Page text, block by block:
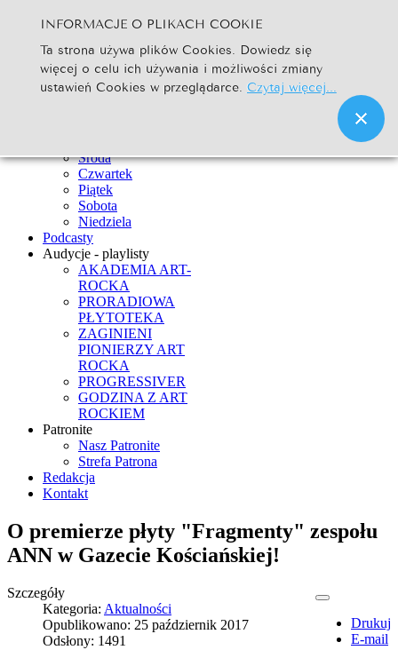
Szukaj... Go
Strona Główna
Newsy
Środa
Czwartek
Piątek
Sobota
Niedziela
Podcasty
Audycje - playlisty
AKADEMIA ART-
ROCKA
PRORADIOWA
PŁYTOTEKA
ZAGINIENI
PIONIERZY ART
ROCKA
PROGRESSIVER
GODZINA Z ART
ROCKIEM
Patronite
Nasz Patronite
Strefa Patrona
Redakcja
Kontakt
O premierze płyty "Fragmenty" zespołu
ANN w Gazecie Kościańskiej!
Drukuj
E-mail
Szczegóły
Kategoria: Aktualności
Opublikowano: 25 październik 2017
Odsłony: 1491
INFORMACJE O PLIKACH COOKIE
Ta strona używa plików Cookies. Dowiedz się
więcej o celu ich używania i możliwości zmiany
ustawień Cookies w przeglądarce. Czytaj więcej...